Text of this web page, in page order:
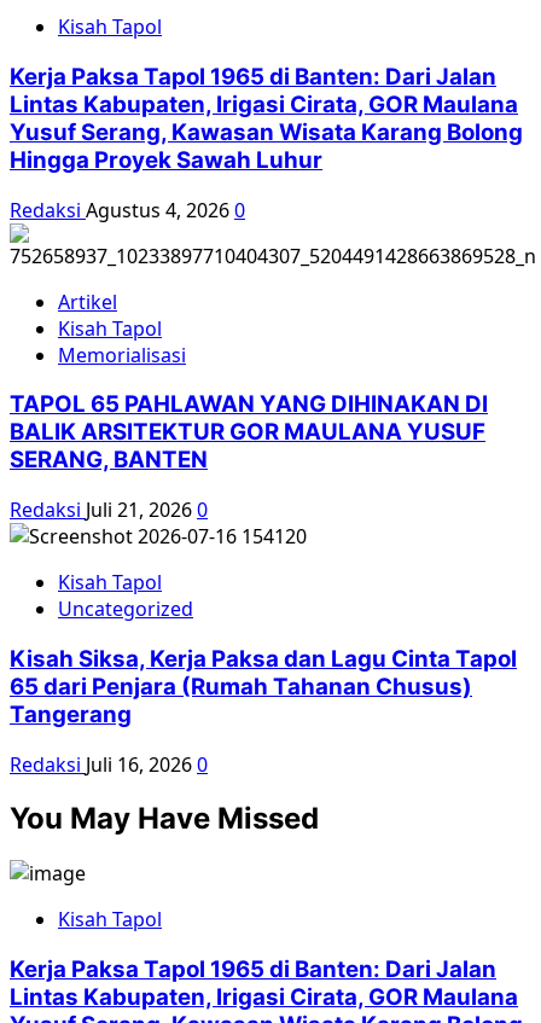
Kisah Tapol
Kerja Paksa Tapol 1965 di Banten: Dari Jalan
Lintas Kabupaten, Irigasi Cirata, GOR Maulana
Yusuf Serang, Kawasan Wisata Karang Bolong
Hingga Proyek Sawah Luhur
Redaksi Agustus 4, 20260
Artikel
Kisah Tapol
Memorialisasi
TAPOL 65 PAHLAWAN YANG DIHINAKAN DI
BALIK ARSITEKTUR GOR MAULANA YUSUF
SERANG, BANTEN
Redaksi Juli 21, 20260
Kisah Tapol
Uncategorized
Kisah Siksa, Kerja Paksa dan Lagu Cinta Tapol
65 dari Penjara (Rumah Tahanan Chusus)
Tangerang
Redaksi Juli 16, 20260
You May Have Missed
Kisah Tapol
Kerja Paksa Tapol 1965 di Banten: Dari Jalan
Lintas Kabupaten, Irigasi Cirata, GOR Maulana